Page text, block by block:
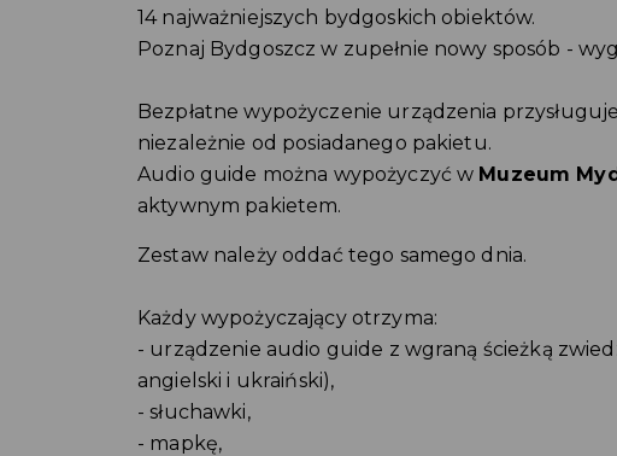
14 najważniejszych bydgoskich obiektów.
Poznaj Bydgoszcz w zupełnie nowy sposób -
Bezpłatne wypożyczenie urządzenia
niezależnie od posiadanego pakietu.
Audio guide można wypożyczyć w Muzeum
aktywnym pakietem.
Zestaw należy oddać tego samego dnia.
Każdy wypożyczający otrzyma:
- urządzenie audio guide z wgraną ścieżką
angielski i ukraiński),
- słuchawki,
- mapkę,